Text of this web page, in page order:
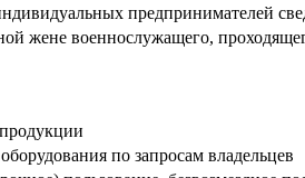
предпринимателей
жене военнослужащего,
по запросам владельцев